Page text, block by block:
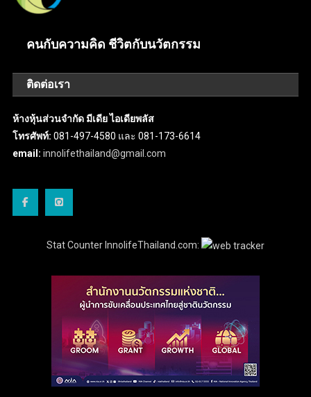
คนกับความคิด ชีวิตกับนวัตกรรม
ติดต่อเรา
ห้างหุ้นส่วนจำกัด มีเดีย ไอเดียพลัส
โทรศัพท์: 081-497-4580 และ 081-173-6614
email: innolifethailand@gmail.com
Stat Counter InnolifeThailand.com: